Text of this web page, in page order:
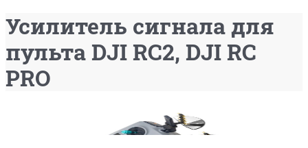
Усилитель сигнала для
пульта DJI RC2, DJI RC
PRO